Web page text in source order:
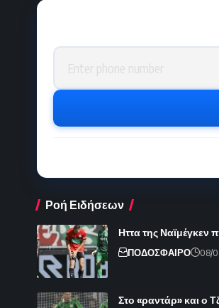
Phone number
Ροή Ειδήσεων
Ηττα της Ναϊμέγκεν
ΠΟΔΟΣΦΑΙΡΟ 08/
Στο «ραντάρ» και ο